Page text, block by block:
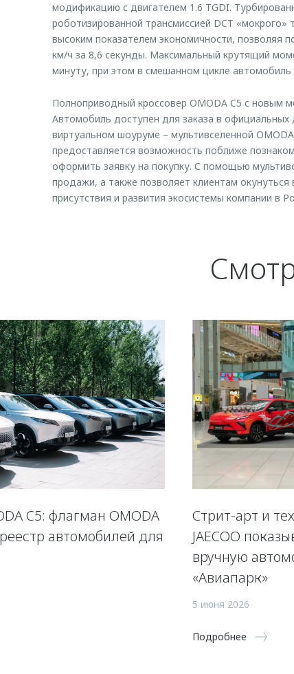
модификацию с двигателем 1.6 TGDI.
роботизированной трансмиссией DCT
высоким показателем экономичности, позволяя
км/ч за 8,6 секунды. Максимальный крутящий
минуту, при этом в смешанном цикле
Полноприводный кроссовер OMODA C5 c новым
Автомобиль доступен для заказа в официальных
виртуальном шоуруме – мультивселенной
предоставляется возможность поближе
оформить заявку на покупку. С помощью
продажи, а также позволяет клиентам
присутствия и развития экосистемы компании в
C5: флагман OMODA
автомобилей для
Стрит-арт и
JAECOO
вручную
«Авиапарк»
5 июня 2026
Подробнее